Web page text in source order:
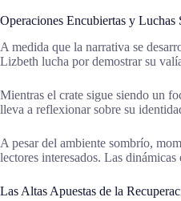
Operaciones Encubiertas y Luchas
A medida que la narrativa se
Lizbeth lucha por demostrar su
Mientras el crate sigue siendo un
lleva a reflexionar sobre su
A pesar del ambiente sombrío,
lectores interesados. Las
Las Altas Apuestas de la